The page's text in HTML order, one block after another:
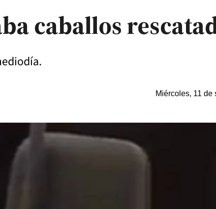
caballos
Miércoles, 11 de